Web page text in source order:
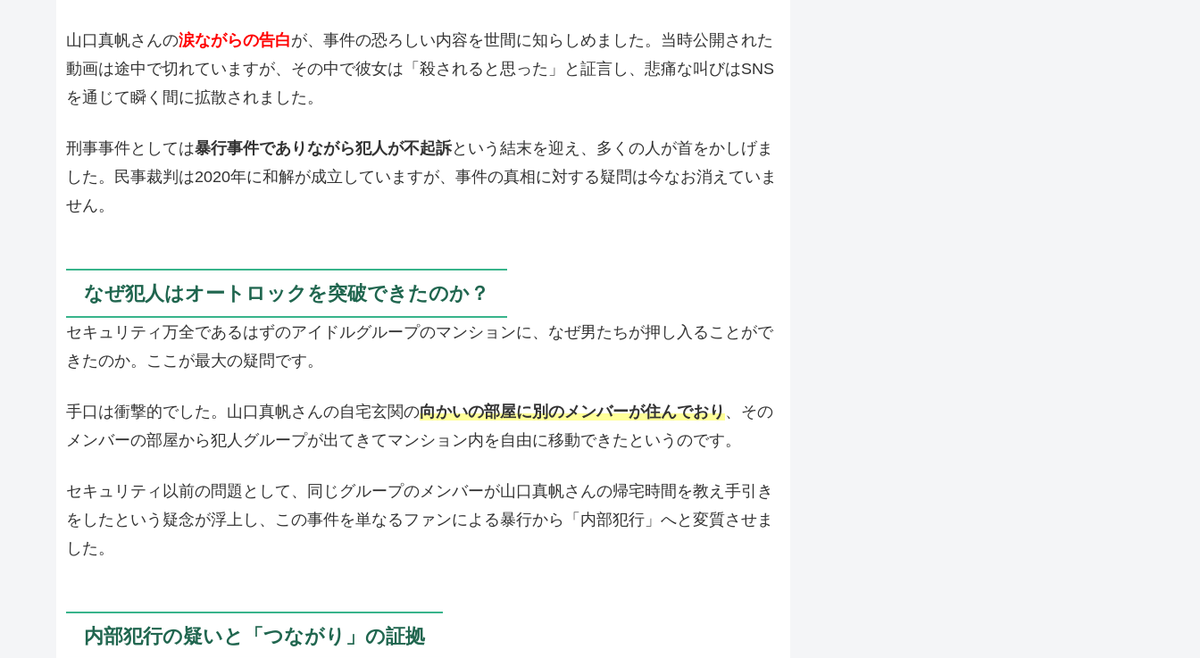
山口真帆さんの涙ながらの告白が、事件の恐ろしい内容を世間に知らしめました。当時公開された
動画は途中で切れていますが、その中で彼女は「殺されると思った」と証言し、悲痛な叫びはSNS
を通じて瞬く間に拡散されました。
刑事事件としては暴行事件でありながら犯人が不起訴という結末を迎え、多くの人が首をかしげま
した。民事裁判は2020年に和解が成立していますが、事件の真相に対する疑問は今なお消えていま
せん。
なぜ犯人はオートロックを突破できたのか？
セキュリティ万全であるはずのアイドルグループのマンションに、なぜ男たちが押し入ることがで
きたのか。ここが最大の疑問です。
手口は衝撃的でした。山口真帆さんの自宅玄関の向かいの部屋に別のメンバーが住んでおり、その
メンバーの部屋から犯人グループが出てきてマンション内を自由に移動できたというのです。
セキュリティ以前の問題として、同じグループのメンバーが山口真帆さんの帰宅時間を教え手引き
をしたという疑念が浮上し、この事件を単なるファンによる暴行から「内部犯行」へと変質させま
した。
内部犯行の疑いと「つながり」の証拠